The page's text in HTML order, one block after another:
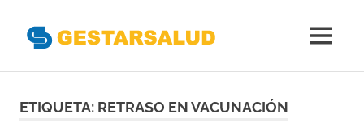
Gestoras
MENÚ
ETIQUETA: RETRASO EN VACUNACIÓN